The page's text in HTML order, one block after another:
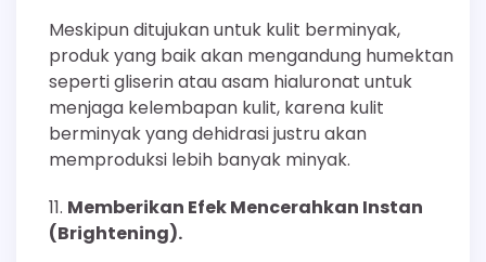
Meskipun ditujukan untuk kulit berminyak,
produk yang baik akan mengandung humektan
seperti gliserin atau asam hialuronat untuk
menjaga kelembapan kulit, karena kulit
berminyak yang dehidrasi justru akan
memproduksi lebih banyak minyak.
Memberikan Efek Mencerahkan Instan
(Brightening).